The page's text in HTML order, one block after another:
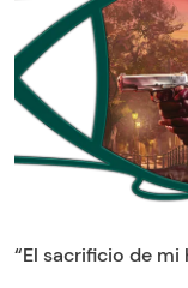
“El sacrificio de mi